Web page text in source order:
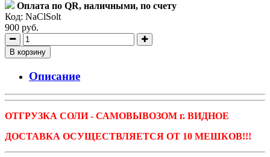
Оплата по QR, наличными, по счету
Код: NaClSolt
900 руб.
В корзину
Описание
ОТГРУЗКА СОЛИ - САМОВЫВОЗОМ г. ВИДНОЕ
ДОСТАВКА ОСУЩЕСТВЛЯЕТСЯ ОТ 10 МЕШКОВ!!!